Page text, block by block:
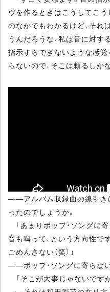
ヴを作るときはこうしてこ
のなかでもわかるけど、それ
うんだろうな、私は音に対す
指示すらできないような感
らないので、そこは頼るしか
――アルバム収録曲の線引き
ったのでしょうか。
「あまりポップ・ソングに
音も鳴って、という方向性で
ごめんさない（笑）」
――ポップ・ソングに寄らな
「そこが大事じゃないです